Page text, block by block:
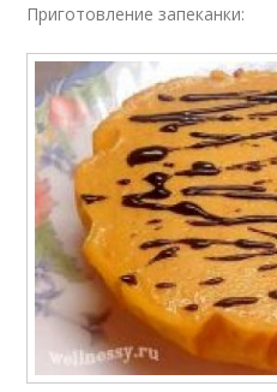
Приготовление запеканки: